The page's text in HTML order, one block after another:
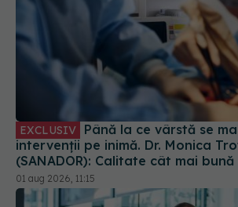
EXCLUSIV
intervenții pe inimă. Dr. Monica
(SANADOR): Calitate cât mai bună
01 aug 2026, 11:15